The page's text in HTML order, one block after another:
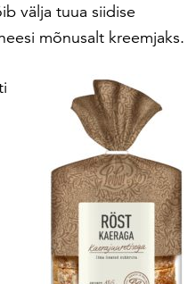
välja tuua siidise
mõnusalt kreemjaks.